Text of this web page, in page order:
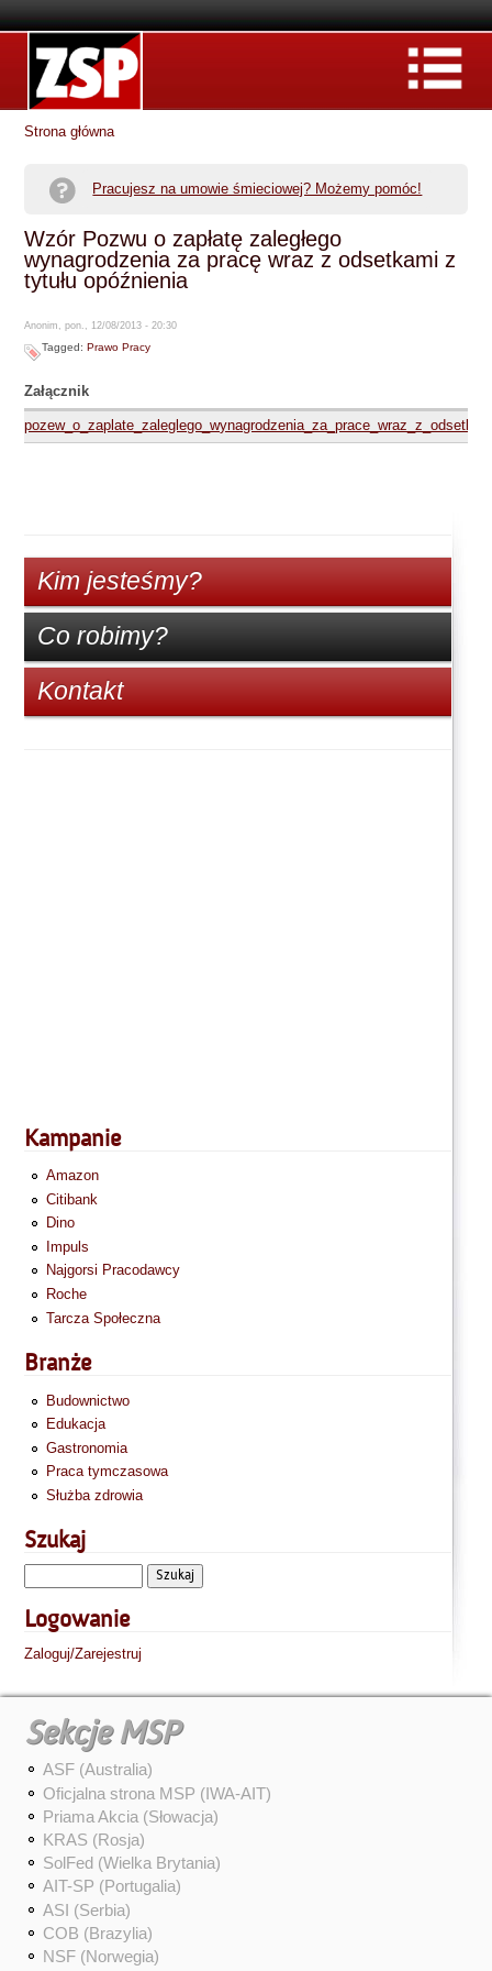
Strona główna
Pracujesz na umowie śmieciowej? Możemy pomóc!
Wzór Pozwu o zapłatę zaległego
wynagrodzenia za pracę wraz z odsetkami z
tytułu opóźnienia
Anonim, pon., 12/08/2013 - 20:30
Tagged:Prawo Pracy
Załącznik
Kim jesteśmy?
Co robimy?
Kontakt
Kampanie
Amazon
Citibank
Dino
Impuls
Najgorsi Pracodawcy
Roche
Tarcza Społeczna
Branże
Budownictwo
Edukacja
Gastronomia
Praca tymczasowa
Służba zdrowia
Szukaj
Logowanie
Zaloguj/Zarejestruj
Sekcje MSP
ASF (Australia)
Oficjalna strona MSP (IWA-AIT)
Priama Akcia (Słowacja)
KRAS (Rosja)
SolFed (Wielka Brytania)
AIT-SP (Portugalia)
ASI (Serbia)
COB (Brazylia)
NSF (Norwegia)